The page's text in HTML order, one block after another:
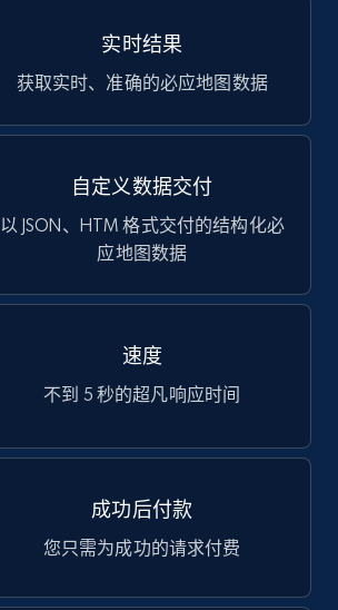
实时结果
获取实时、准确的必应地图数据
自定义数据交付
以 JSON、HTM 格式交付的结构化必
应地图数据
速度
不到 5 秒的超凡响应时间
成功后付款
您只需为成功的请求付费